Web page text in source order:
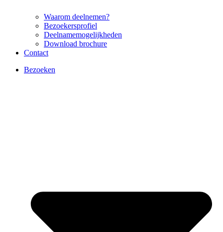
Waarom deelnemen?
Bezoekersprofiel
Deelnamemogelijkheden
Download brochure
Contact
Bezoeken